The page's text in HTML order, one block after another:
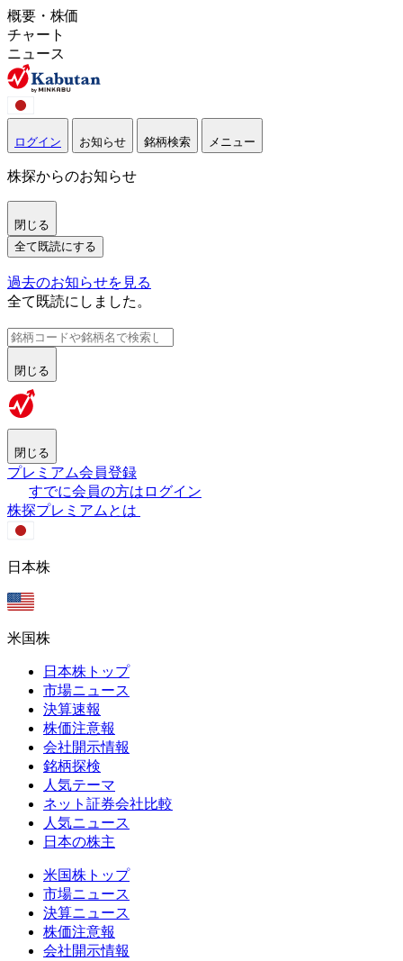
概要・株価
チャート
ニュース
ログイン お知らせ 銘柄検索 メニュー
株探からのお知らせ
閉じる
全て既読にする
過去のお知らせを見る
全て既読にしました。
閉じる
閉じる
プレミアム会員登録
すでに会員の方はログイン
株探プレミアムとは
日本株
米国株
日本株トップ
市場ニュース
決算速報
株価注意報
会社開示情報
銘柄探検
人気テーマ
ネット証券会社比較
人気ニュース
日本の株主
米国株トップ
市場ニュース
決算ニュース
株価注意報
会社開示情報